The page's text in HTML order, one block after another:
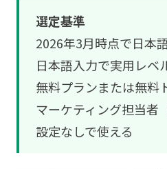
選定基準
2026年3月時点で日本
日本語入力で実用レベ
無料プランまたは無料
マーケティング担当者
設定なしで使える